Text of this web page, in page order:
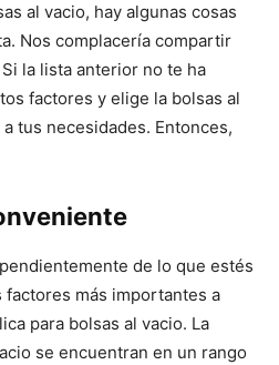
al vacio, hay algunas cosas
Nos complacería compartir
la lista anterior no te ha
factores y elige la bolsas al
tus necesidades. Entonces,
de lo que estés
más importantes a
para bolsas al vacio. La
se encuentran en un rango